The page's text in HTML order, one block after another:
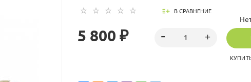
В СРАВНЕНИЕ
5 800 ₽